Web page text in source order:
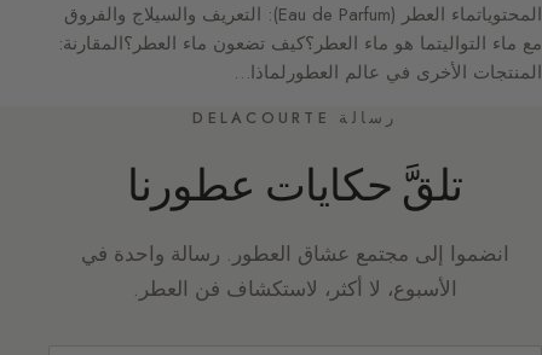
المحتوياتماء العطر (Eau de Parfum): التعريف والسيلاج والفروق
مع ماء التواليتما هو ماء العطر؟كيف تضعون ماء العطر؟المقارنة:
المنتجات الأخرى في عالم العطورلماذا…
رسالة DELACOURTE
تلقَّ حكايات عطورنا
انضموا إلى مجتمع عشاق العطور. رسالة واحدة في
الأسبوع، لا أكثر، لاستكشاف فن العطر.